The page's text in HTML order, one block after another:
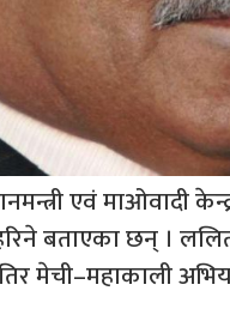
एवं माओवादी
हरिने बताएका छन् ।
मेची–महाकाली